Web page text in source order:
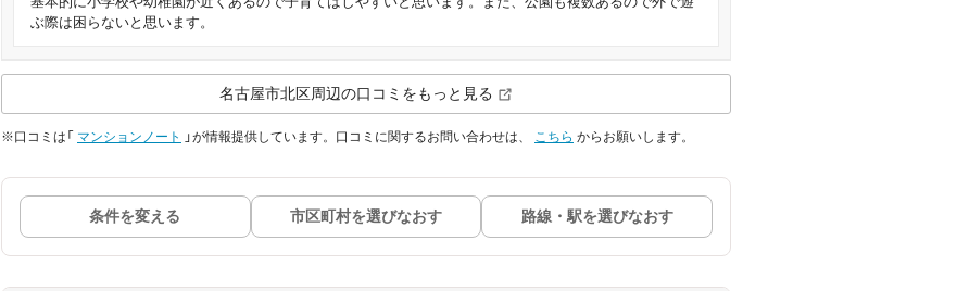
ぶ際は困らないと思います。
名古屋市北区周辺の口コミをもっと見る
※口コミは「 マンションノート 」が情報提供しています。口コミに関するお問い合わせは、 こちら からお願いします。
条件を変える 市区町村を選びなおす 路線・駅を選びなおす